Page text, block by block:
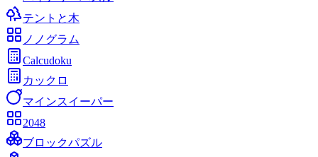
テントと木
ノノグラム
Calcudoku
カックロ
マインスイーパー
2048
ブロックパズル